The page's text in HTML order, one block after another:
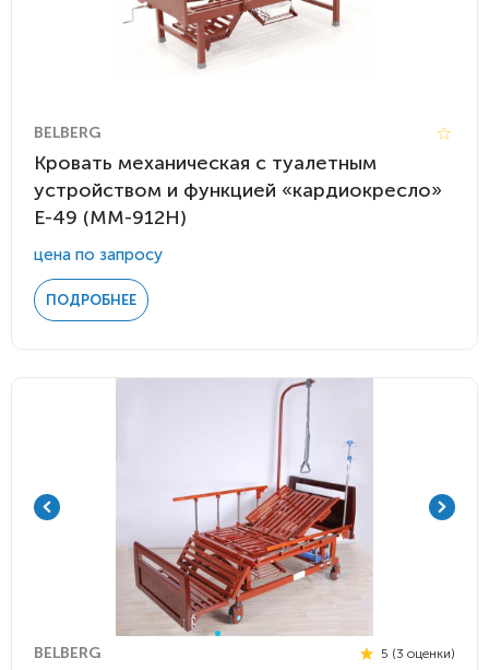
BELBERG
Кровать механическая с туалетным
устройством и функцией «кардиокресло»
Е-49 (MM-912Н)
цена по запросу
ПОДРОБНЕЕ
BELBERG 5 (3 оценки)